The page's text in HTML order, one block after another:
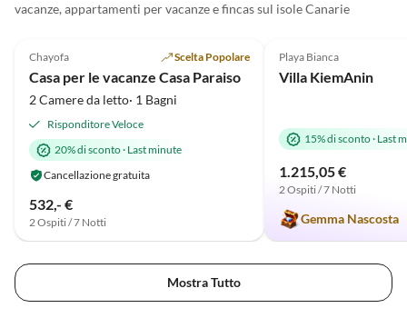
vacanze, appartamenti per vacanze e fincas sul isole Canarie
Annuncio in
Chayofa Scelta Popolare
Casa per le vacanze Casa Paraiso
2 Camere da letto· 1 Bagni
Risponditore Veloce
20% di sconto· Last minute
Cancellazione gratuita
532,- €
2 Ospiti / 7 Notti
Playa Bianca
Villa KiemAnin
15% di sconto· Last
1.215,05 €
2 Ospiti / 7 Notti
Gemma Nascosta
Mostra Tutto